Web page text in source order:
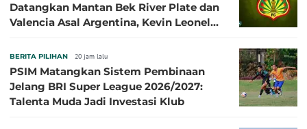
Datangkan Mantan Bek River Plate dan
Valencia Asal Argentina, Kevin Leonel
BERITA PILIHAN 20 jam lalu
PSIM Matangkan Sistem Pembinaan
Jelang BRI Super League 2026/2027:
Talenta Muda Jadi Investasi Klub